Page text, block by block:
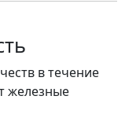
в течение
железные